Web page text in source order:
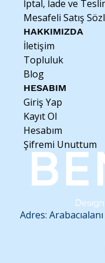
spreyi gibi
suyuna maruz
İptal, İade ve
Mesafeli Satış
HAKKIMIZDA
İletişim
Topluluk
Blog
HESABIM
Giriş Yap
Kayıt Ol
Hesabım
Şifremi Unuttum
Adres: